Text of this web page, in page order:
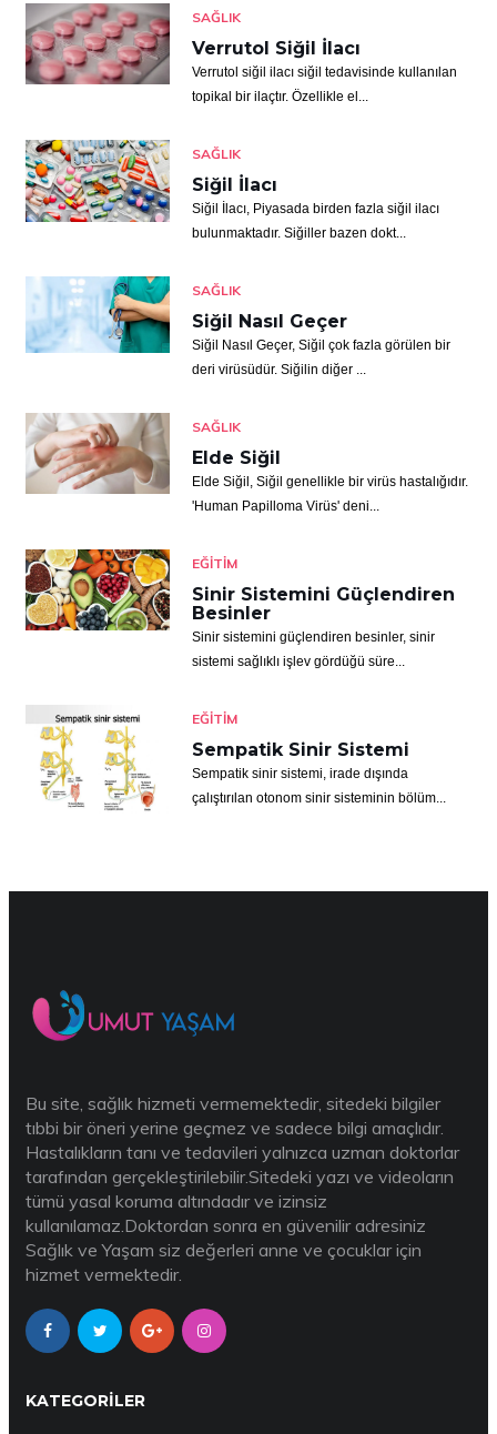
SAĞLIK
Verrutol Siğil İlacı
Verrutol siğil ilacı siğil tedavisinde kullanılan
topikal bir ilaçtır. Özellikle el...
SAĞLIK
Siğil İlacı
Siğil İlacı, Piyasada birden fazla siğil ilacı
bulunmaktadır. Siğiller bazen dokt...
SAĞLIK
Siğil Nasıl Geçer
Siğil Nasıl Geçer, Siğil çok fazla görülen bir
deri virüsüdür. Siğilin diğer ...
SAĞLIK
Elde Siğil
Elde Siğil, Siğil genellikle bir virüs hastalığıdır.
'Human Papilloma Virüs' deni...
EĞITIM
Sinir Sistemini Güçlendiren
Besinler
Sinir sistemini güçlendiren besinler, sinir
sistemi sağlıklı işlev gördüğü süre...
EĞITIM
Sempatik Sinir Sistemi
Sempatik sinir sistemi, irade dışında
çalıştırılan otonom sinir sisteminin bölüm...
Bu site, sağlık hizmeti vermemektedir, sitedeki bilgiler
tıbbi bir öneri yerine geçmez ve sadece bilgi amaçlıdır.
Hastalıkların tanı ve tedavileri yalnızca uzman doktorlar
tarafından gerçekleştirilebilir.Sitedeki yazı ve videoların
tümü yasal koruma altındadır ve izinsiz
kullanılamaz.Doktordan sonra en güvenilir adresiniz
Sağlık ve Yaşam siz değerleri anne ve çocuklar için
hizmet vermektedir.
KATEGORILER